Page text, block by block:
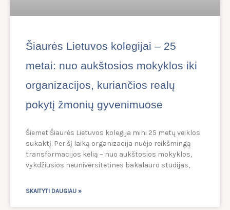
Šiaurės Lietuvos kolegijai – 25
metai: nuo aukštosios mokyklos iki
organizacijos, kuriančios realų
pokytį žmonių gyvenimuose
Šiemet Šiaurės Lietuvos kolegija mini 25 metų veiklos
sukaktį. Per šį laiką organizacija nuėjo reikšmingą
transformacijos kelią – nuo aukštosios mokyklos,
vykdžiusios neuniversitetines bakalauro studijas,
SKAITYTI DAUGIAU »